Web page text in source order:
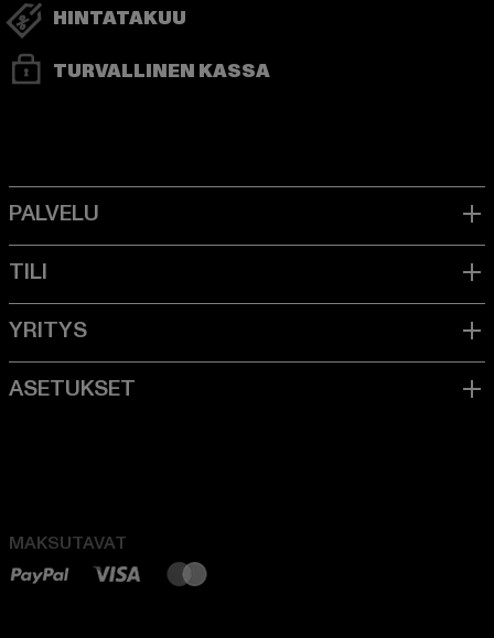
HINTATAKUU
TURVALLINEN KASSA
MAKSUTAVAT